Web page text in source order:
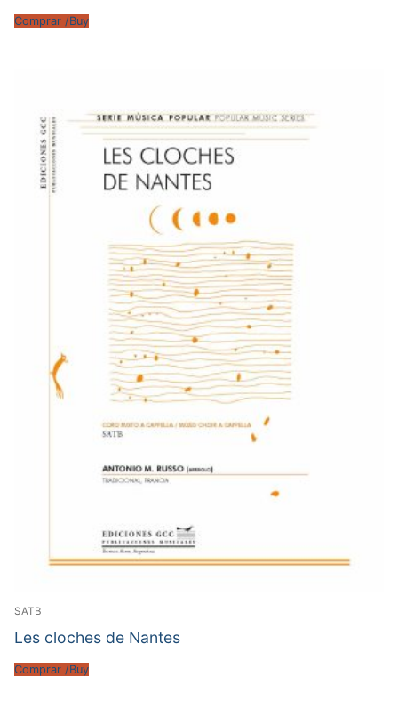
Comprar /Buy
SATB
Les cloches de Nantes
Comprar /Buy